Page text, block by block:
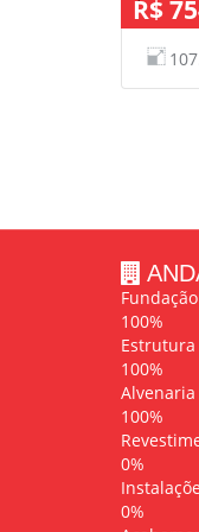
R$
Fundação
100%
Estrutura
100%
Alvenaria
100%
0%
0%